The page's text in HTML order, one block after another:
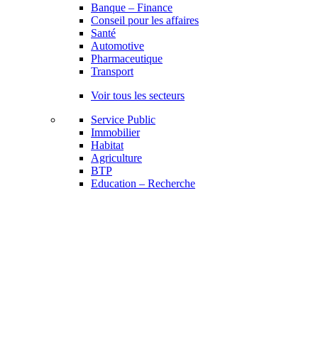
Banque – Finance
Conseil pour les affaires
Santé
Automotive
Pharmaceutique
Transport
Voir tous les secteurs
Service Public
Immobilier
Habitat
Agriculture
BTP
Education – Recherche